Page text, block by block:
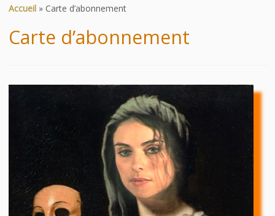
auAccueil » Carte d’abonnement
Carte d’abonnement